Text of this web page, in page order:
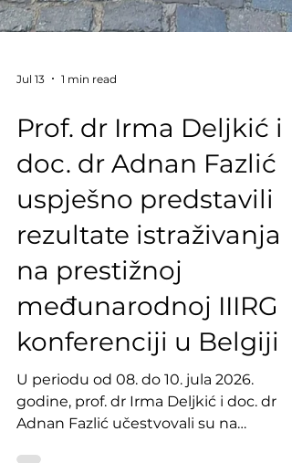
Jul 13 1 min read
Prof. dr Irma Deljkić i
doc. dr Adnan Fazlić
uspješno predstavili
rezultate istraživanja